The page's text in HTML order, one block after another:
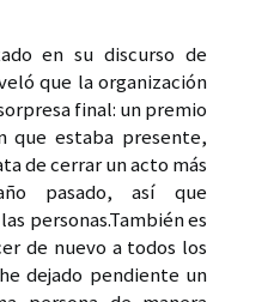
en su discurso de
que la organización
final: un premio
que estaba presente,
de cerrar un acto más
pasado, así que
personas.También es
de nuevo a todos los
dejado pendiente un